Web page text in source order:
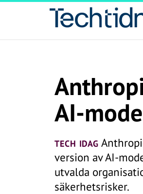
AI-
TECH IDAG
version av AI-
utvalda
säkerhetsrisker.